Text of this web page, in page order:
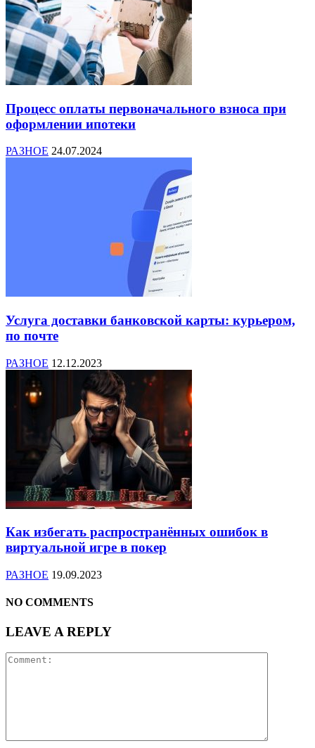
Процесс оплаты первоначального взноса при
оформлении ипотеки
РАЗНОЕ 24.07.2024
Услуга доставки банковской карты: курьером,
по почте
РАЗНОЕ 12.12.2023
Как избегать распространённых ошибок в
виртуальной игре в покер
РАЗНОЕ 19.09.2023
NO COMMENTS
LEAVE A REPLY